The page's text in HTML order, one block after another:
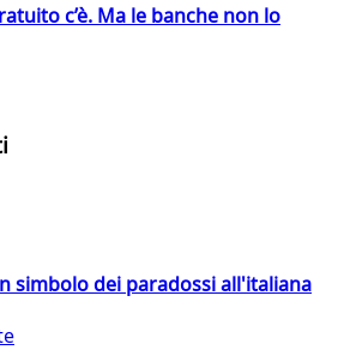
c’è. Ma le banche non lo
simbolo dei paradossi all'italiana